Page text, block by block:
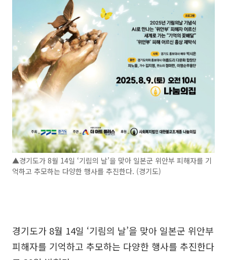
▲경기도가 8월 14일 ‘기림의 날’을 맞아 일본군 위안부 피해자를 기
억하고 추모하는 다양한 행사를 추진한다. (경기도)
경기도가 8월 14일 ‘기림의 날’을 맞아 일본군 위안부
피해자를 기억하고 추모하는 다양한 행사를 추진한다